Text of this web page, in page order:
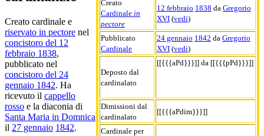
Creato
Cardinale in
pectore
12 febbraio 1838 da Gregorio
XVI (vedi)
Pubblicato
Cardinale
24 gennaio 1842 da Gregorio
XVI (vedi)
Deposto dal
cardinalato
[[{{{aPd}}}]] da [[{{{pPd}}}]]
Dimissioni dal
cardinalato
[[{{{aPdim}}}]]
Cardinale per
Creato cardinale e
riservato in pectore nel
concistoro del 12
febbraio 1838,
pubblicato nel
concistoro del 24
gennaio 1842. Ha
ricevuto il cappello
rosso e la diaconia di
Santa Maria in Domnica
il 27 gennaio 1842.